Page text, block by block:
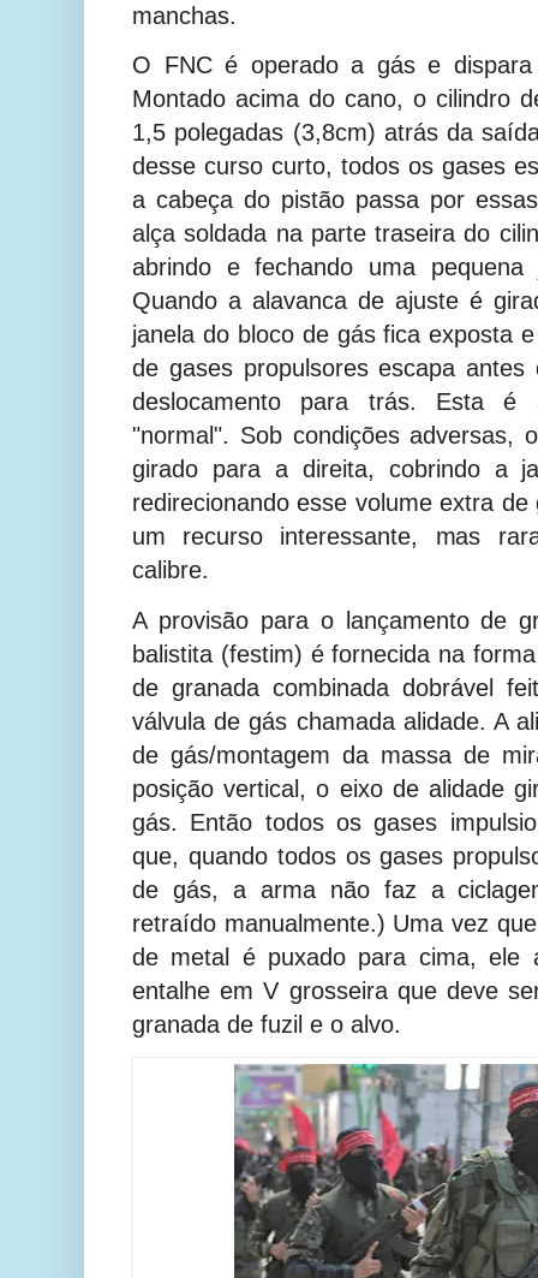
manchas.
O FNC é operado a gás e
Montado acima do cano, o cilindro
1,5 polegadas (3,8cm) atrás da
desse curso curto, todos os gases
a cabeça do pistão passa por
alça soldada na parte traseira do
abrindo e fechando uma
Quando a alavanca de ajuste é
janela do bloco de gás fica exposta
de gases propulsores escapa
deslocamento para trás. Esta é
"normal". Sob condições adversas,
girado para a direita, cobrindo a
redirecionando esse volume extra
um recurso interessante, mas
calibre.
A provisão para o lançamento de
balistita (festim) é fornecida na
de granada combinada dobrável
válvula de gás chamada alidade. A
de gás/montagem da massa de
posição vertical, o eixo de alidade
gás. Então todos os gases
que, quando todos os gases
de gás, a arma não faz a
retraído manualmente.) Uma vez
de metal é puxado para cima, ele
entalhe em V grosseira que deve
granada de fuzil e o alvo.